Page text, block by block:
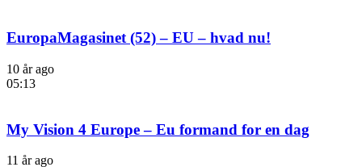
EuropaMagasinet (52) – EU – hvad nu!
10 år ago
05:13
My Vision 4 Europe – Eu formand for en dag
11 år ago